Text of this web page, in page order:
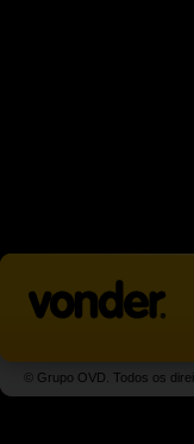
© Grupo OVD. Todos os